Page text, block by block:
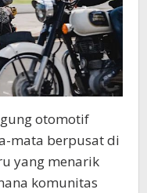
otomotif
mata berpusat di
yang menarik
komunitas